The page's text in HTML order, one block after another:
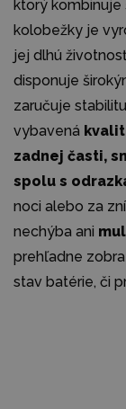
ktorý kombinuje
kolobežky je
jej dlhú
disponuje
zaručuje
vybavená
zadnej časti,
spolu s
noci alebo za
nechýba ani
prehľadne
stav batérie, či